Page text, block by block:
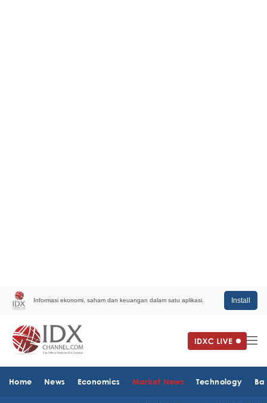
Informasi ekonomi, saham dan keuangan dalam satu aplikasi. Install
Home News Economics Market News Technology